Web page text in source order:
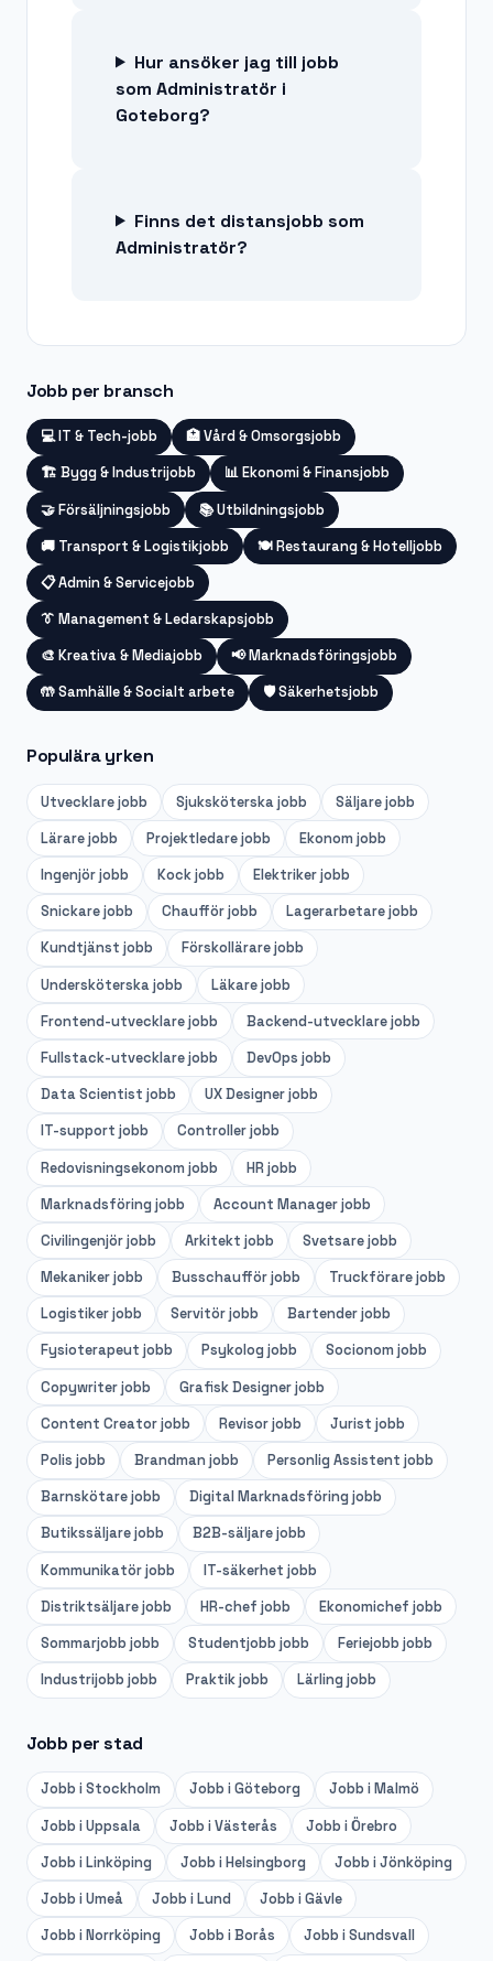
Hur ansöker jag till jobb
som Administratör i
Goteborg?
Finns det distansjobb som
Administratör?
Jobb per bransch
💻IT & Tech-jobb 🏥Vård & Omsorgsjobb
🏗️ Bygg & Industrijobb 📊Ekonomi & Finansjobb
🤝Försäljningsjobb 📚Utbildningsjobb
🚚 Transport & Logistikjobb 🍽️Restaurang & Hotelljobb
📋Admin & Servicejobb
👔 Management & Ledarskapsjobb
🎨 Kreativa & Mediajobb 📢Marknadsföringsjobb
🤲Samhälle & Socialt arbete 🛡️Säkerhetsjobb
Populära yrken
Utvecklarejobb Sjuksköterskajobb Säljarejobb
Lärarejobb Projektledarejobb Ekonom jobb
Ingenjörjobb Kockjobb Elektrikerjobb
Snickarejobb Chaufförjobb Lagerarbetarejobb
Kundtjänst jobb Förskollärarejobb
Undersköterskajobb Läkarejobb
Frontend-utvecklarejobb Backend-utvecklarejobb
Fullstack-utvecklarejobb DevOps jobb
Data Scientist jobb UX Designerjobb
IT-support jobb Controllerjobb
Redovisningsekonom jobb HR jobb
Marknadsföring jobb Account Managerjobb
Civilingenjörjobb Arkitekt jobb Svetsarejobb
Mekanikerjobb Busschaufförjobb Truckförarejobb
Logistikerjobb Servitörjobb Bartenderjobb
Fysioterapeut jobb Psykolog jobb Socionom jobb
Copywriterjobb Grafisk Designerjobb
Content Creatorjobb Revisorjobb Jurist jobb
Polis jobb Brandman jobb Personlig Assistent jobb
Barnskötarejobb Digital Marknadsföring jobb
Butikssäljarejobb B2B-säljarejobb
Kommunikatörjobb IT-säkerhet jobb
Distriktsäljarejobb HR-chef jobb Ekonomichef jobb
Sommarjobb jobb Studentjobb jobb Feriejobb jobb
Industrijobb jobb Praktikjobb Lärling jobb
Jobb per stad
Jobb iStockholm Jobb iGöteborg Jobb iMalmö
Jobb iUppsala Jobb iVästerås Jobb iÖrebro
Jobb iLinköping Jobb iHelsingborg Jobb iJönköping
Jobb iUmeå Jobb iLund Jobb iGävle
Jobb iNorrköping Jobb iBorås Jobb iSundsvall